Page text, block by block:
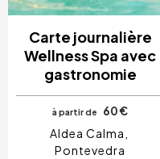
Carte journalière
Wellness Spa avec
gastronomie
à partir de
60 €
Aldea Calma
Pontevedra